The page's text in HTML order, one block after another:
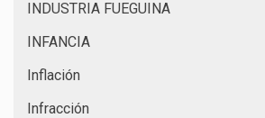
INDUSTRIA FUEGUINA
INFANCIA
Inflación
Infracción